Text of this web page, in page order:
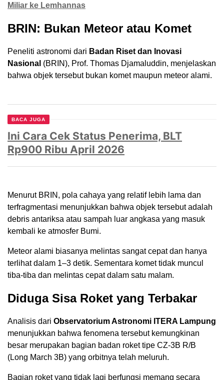
Miliar ke Lemhannas
BRIN: Bukan Meteor atau Komet
Peneliti astronomi dari Badan Riset dan Inovasi
Nasional (BRIN), Prof. Thomas Djamaluddin, menjelaskan
bahwa objek tersebut bukan komet maupun meteor alami.
BACA JUGA
Ini Cara Cek Status Penerima, BLT
Rp900 Ribu April 2026
Menurut BRIN, pola cahaya yang relatif lebih lama dan
terfragmentasi menunjukkan bahwa objek tersebut adalah
debris antariksa atau sampah luar angkasa yang masuk
kembali ke atmosfer Bumi.
Meteor alami biasanya melintas sangat cepat dan hanya
terlihat dalam 1–3 detik. Sementara komet tidak muncul
tiba-tiba dan melintas cepat dalam satu malam.
Diduga Sisa Roket yang Terbakar
Analisis dari Observatorium Astronomi ITERA Lampung
menunjukkan bahwa fenomena tersebut kemungkinan
besar merupakan bagian badan roket tipe CZ-3B R/B
(Long March 3B) yang orbitnya telah meluruh.
Bagian roket yang tidak lagi berfungsi memang secara